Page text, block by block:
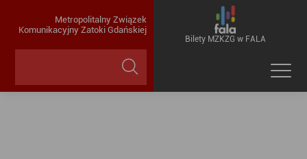
Metropolitalny Związek
Komunikacyjny Zatoki Gdańskiej
Bilety MZKZG w FALA